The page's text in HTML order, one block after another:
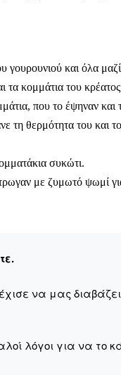
κατάσταση,
καφέ και η
γουρουνιού και όλα
τα κομμάτια του
που το έψηναν και
τη θερμότητα του και
συκώτι.
με ζυμωτό ψωμί
να μας
λόγοι για να το